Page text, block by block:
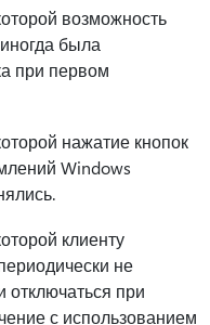
возможность
была
при первом
нажатие кнопок
Windows
клиенту
не
отключаться при
с использованием